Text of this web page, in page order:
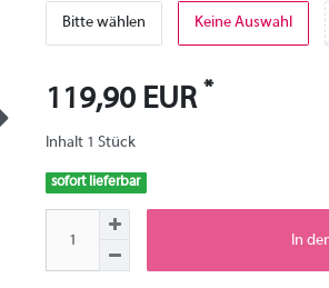
Bitte wählen Keine Auswahl
119,90 EUR *
Inhalt 1 Stück
sofort lieferbar
In